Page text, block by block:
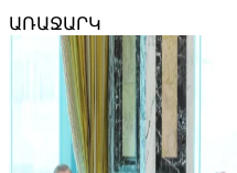
ԱՌԱՋԱՐԿ